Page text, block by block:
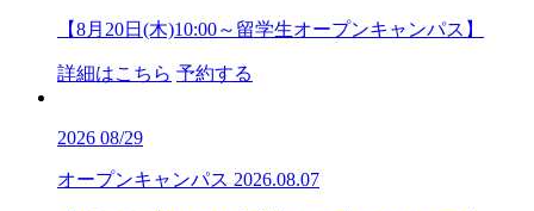
【8月20日(木)10:00～留学生オープンキャンパス】
詳細はこちら 予約する
2026 08/29
オープンキャンパス 2026.08.07